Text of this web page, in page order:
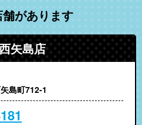
があります
矢島店
島町712-1